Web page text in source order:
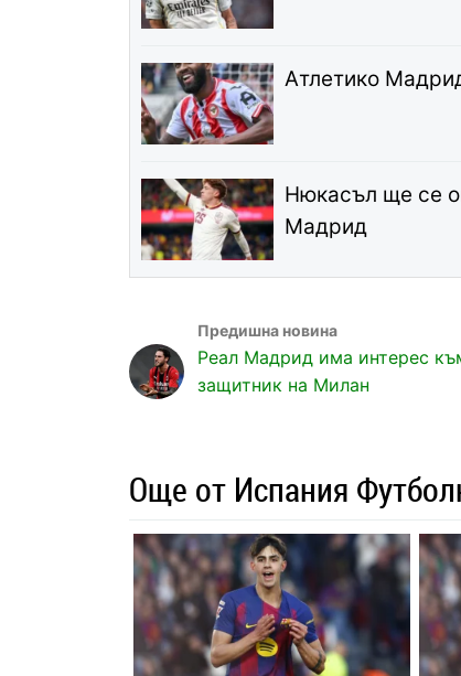
Атлетико
Нюкасъл ще се
Мадрид
Реал Мадрид има интерес
защитник на Милан
Още от Испания